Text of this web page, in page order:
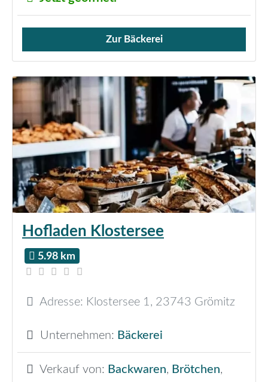
Verkauf von Brötchen,
Zur Bäckerei
Hofladen Klostersee
5.98 km
Adresse: Klostersee 1, 23743 Grömitz
Unternehmen: Bäckerei
Verkauf von: Backwaren, Brötchen,